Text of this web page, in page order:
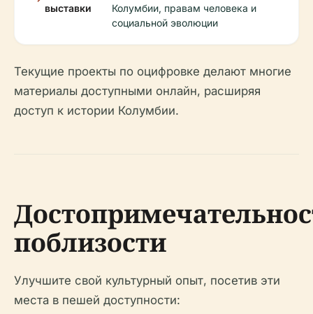
выставки
Колумбии, правам человека и
социальной эволюции
Текущие проекты по оцифровке делают многие
материалы доступными онлайн, расширяя
доступ к истории Колумбии.
поблизости
Улучшите свой культурный опыт, посетив эти
места в пешей доступности: